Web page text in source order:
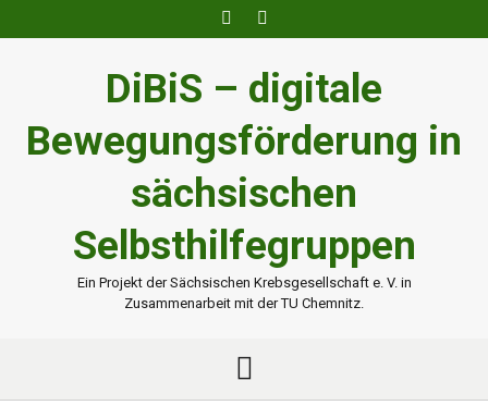
to
DiBiS – digitale
Bewegungsförderung in
sächsischen
Selbsthilfegruppen
Ein Projekt der Sächsischen Krebsgesellschaft e. V. in
Zusammenarbeit mit der TU Chemnitz.